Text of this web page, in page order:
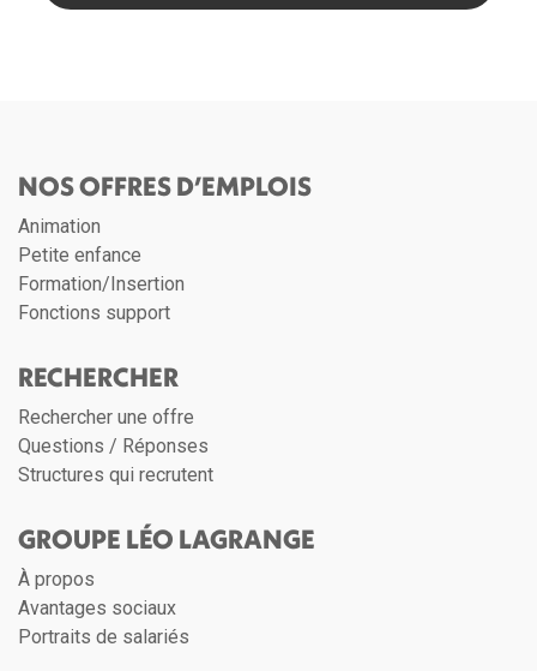
NOS OFFRES D’EMPLOIS
Animation
Petite enfance
Formation/Insertion
Fonctions support
RECHERCHER
Rechercher une offre
Questions / Réponses
Structures qui recrutent
GROUPE LÉO LAGRANGE
À propos
Avantages sociaux
Portraits de salariés